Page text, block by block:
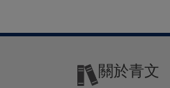
關於青文